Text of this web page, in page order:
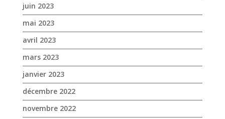
juin 2023
mai 2023
avril 2023
mars 2023
janvier 2023
décembre 2022
novembre 2022